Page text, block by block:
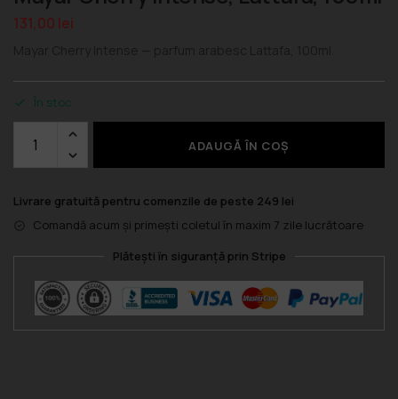
131,00 lei
În stoc
ADAUGĂ ÎN COȘ
Livrare gratuită pentru comenzile de peste 249 lei
Comandă acum și primești coletul în maxim 7 zile lucrătoare
Plătești în siguranță prin Stripe